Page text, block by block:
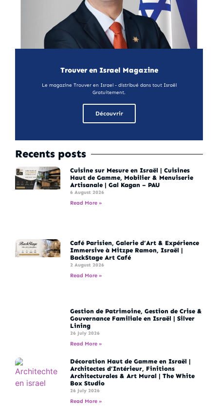
Trouver en Israel Magazine
Le magazine Trouver en Israel - distribué dans tout Israël
Gratuitement.
Découvrir
Recents posts
Cuisine sur Mesure en Israël | Cuisines
Haut de Gamme, Mobilier & Menuiserie
Artisanale | Gal Kagan – PAU
6 August 2026
Read More »
Café Parisien, Galerie d’Art & Expérience
Immersive à Mitzpe Ramon, Israël |
BackStage Art Café
2 August 2026
Read More »
Gestion de Patrimoine, Gestion de Crise &
Gouvernance Familiale en Israël | Silver
Lining
26 July 2026
Read More »
Décoration Haut de Gamme en Israël |
Architectes d’Intérieur, Finitions
Architecturales & Art Mural | The White
Box Studio
26 July 2026
Read More »